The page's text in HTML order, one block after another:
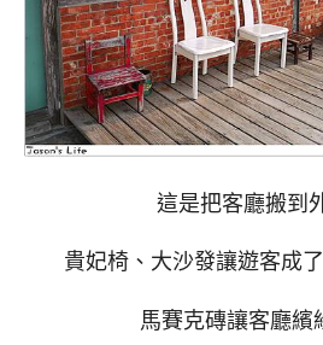
這是把客廳搬到
貴妃椅、大沙發讓遊客成
馬賽克磚讓客廳繽